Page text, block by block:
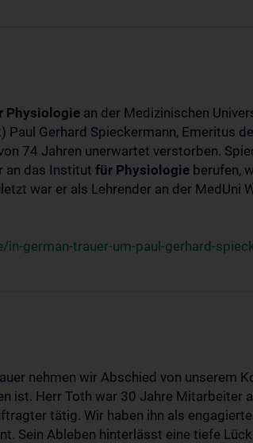
Physiologie an der Medizinischen
Gerhard Spieckermann, Emeritus
74 Jahren unerwartet verstorben.
an das Institut für Physiologie berufen,
war er als Lehrender an der MedUni
german-trauer-um-paul-gerhard-
nehmen wir Abschied von unserem
ist. Herr Toth war 30 Jahre Mitarbeiter
tätig. Wir haben ihn als
Sein Ableben hinterlässt eine tiefe